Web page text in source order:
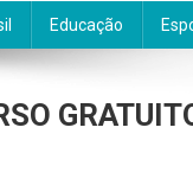
Educação